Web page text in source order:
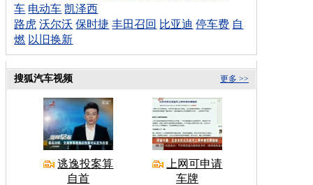
车 电动车 凯泽西
路虎 沃尔沃 保时捷 丰田召回 比亚迪 停车费 自
燃 以旧换新
更多 >>
搜狐汽车视频
逃逸投案算
自首
上网可申请
车牌